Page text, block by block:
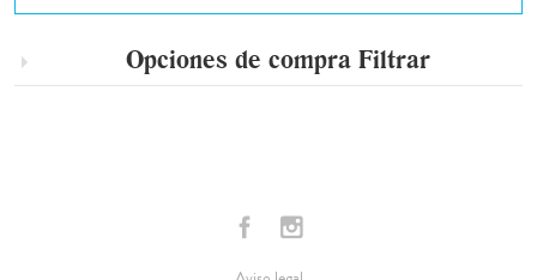
este
Opciones de compra Filtrar